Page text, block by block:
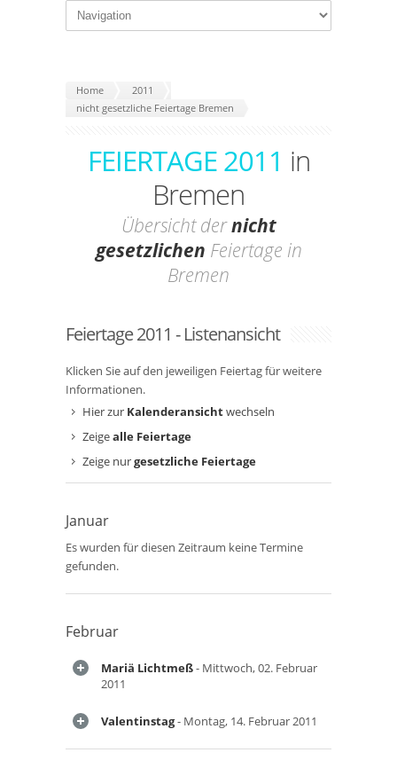
Home
2011
nicht gesetzliche Feiertage Bremen
FEIERTAGE 2011 in
Bremen
Übersicht dernicht
gesetzlichen Feiertage in
Bremen
Feiertage 2011 - Listenansicht
Klicken Sie auf den jeweiligen Feiertag für weitere
Informationen.
Hier zur Kalenderansichtwechseln
Zeigealle Feiertage
Zeige nurgesetzliche Feiertage
Januar
Es wurden für diesen Zeitraum keine Termine
gefunden.
Februar
Mariä Lichtmeß- Mittwoch, 02. Februar
2011
Valentinstag- Montag, 14. Februar 2011